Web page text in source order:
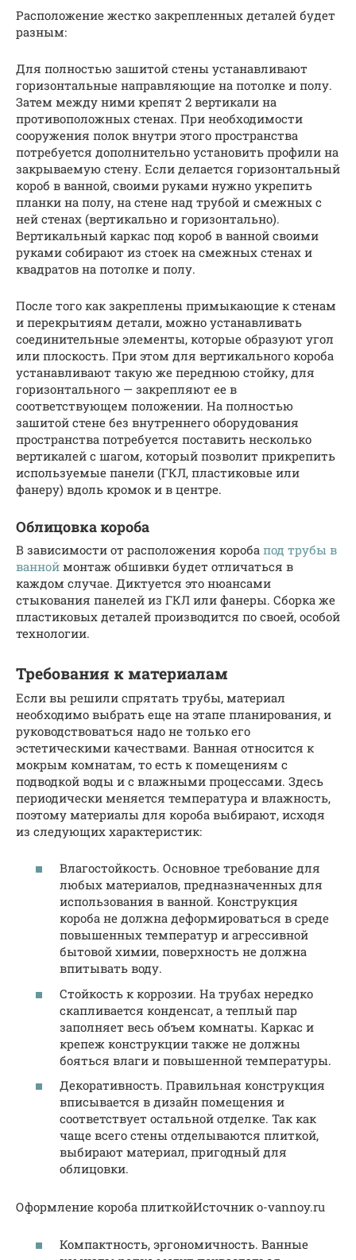
Расположение жестко закрепленных деталей будет
разным:
Для полностью зашитой стены устанавливают
горизонтальные направляющие на потолке и полу.
Затем между ними крепят 2 вертикали на
противоположных стенах. При необходимости
сооружения полок внутри этого пространства
потребуется дополнительно установить профили на
закрываемую стену. Если делается горизонтальный
короб в ванной, своими руками нужно укрепить
планки на полу, на стене над трубой и смежных с
ней стенах (вертикально и горизонтально).
Вертикальный каркас под короб в ванной своими
руками собирают из стоек на смежных стенах и
квадратов на потолке и полу.
После того как закреплены примыкающие к стенам
и перекрытиям детали, можно устанавливать
соединительные элементы, которые образуют угол
или плоскость. При этом для вертикального короба
устанавливают такую же переднюю стойку, для
горизонтального — закрепляют ее в
соответствующем положении. На полностью
зашитой стене без внутреннего оборудования
пространства потребуется поставить несколько
вертикалей с шагом, который позволит прикрепить
используемые панели (ГКЛ, пластиковые или
фанеру) вдоль кромок и в центре.
Облицовка короба
В зависимости от расположения короба под трубы в
ванной монтаж обшивки будет отличаться в
каждом случае. Диктуется это нюансами
стыкования панелей из ГКЛ или фанеры. Сборка же
пластиковых деталей производится по своей, особой
технологии.
Требования к материалам
Если вы решили спрятать трубы, материал
необходимо выбрать еще на этапе планирования, и
руководствоваться надо не только его
эстетическими качествами. Ванная относится к
мокрым комнатам, то есть к помещениям с
подводкой воды и с влажными процессами. Здесь
периодически меняется температура и влажность,
поэтому материалы для короба выбирают, исходя
из следующих характеристик:
Влагостойкость. Основное требование для
любых материалов, предназначенных для
использования в ванной. Конструкция
короба не должна деформироваться в среде
повышенных температур и агрессивной
бытовой химии, поверхность не должна
впитывать воду.
Стойкость к коррозии. На трубах нередко
скапливается конденсат, а теплый пар
заполняет весь объем комнаты. Каркас и
крепеж конструкции также не должны
бояться влаги и повышенной температуры.
Декоративность. Правильная конструкция
вписывается в дизайн помещения и
соответствует остальной отделке. Так как
чаще всего стены отделываются плиткой,
выбирают материал, пригодный для
облицовки.
Оформление короба плиткойИсточник o-vannoy.ru
Компактность, эргономичность. Ванные